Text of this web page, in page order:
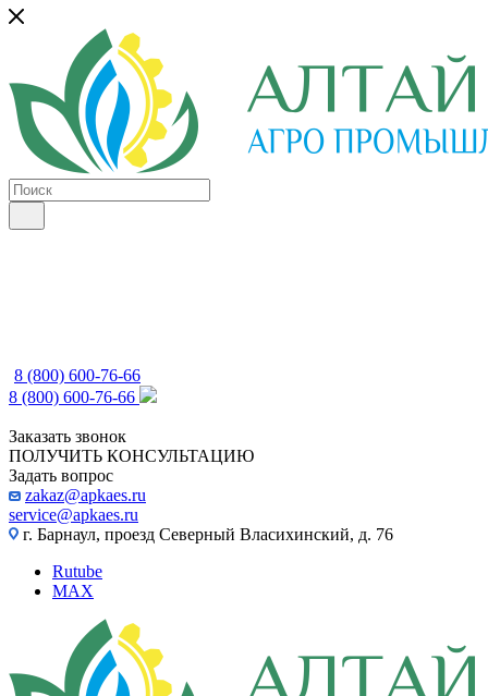
8 (800) 600-76-66
8 (800) 600-76-66
Заказать звонок
ПОЛУЧИТЬ КОНСУЛЬТАЦИЮ
Задать вопрос
zakaz@apkaes.ru
service@apkaes.ru
г. Барнаул, проезд Северный Власихинский, д. 76
Rutube
MAX